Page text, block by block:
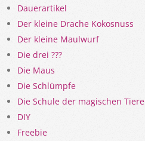
Dauerartikel
Der kleine Drache Kokosnuss
Der kleine Maulwurf
Die drei ???
Die Maus
Die Schlümpfe
Die Schule der magischen Tiere
DIY
Freebie